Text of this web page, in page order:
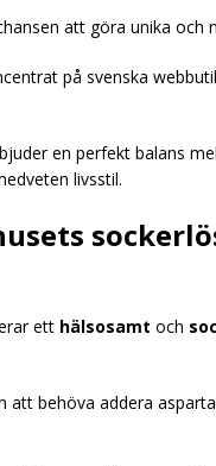
att göra unika och
på svenska
en perfekt balans
livsstil.
ett hälsosamt och
behöva addera